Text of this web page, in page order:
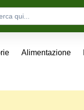
Alimentazione